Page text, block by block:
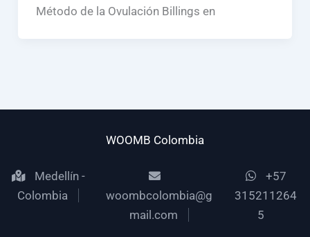
Método de la Ovulación Billings en
WOOMB Colombia
Medellín -
Colombia
woombcolombia@g
mail.com
+57
315211264
5